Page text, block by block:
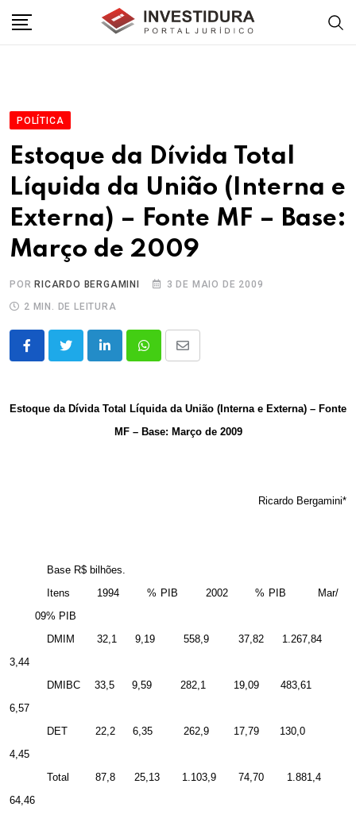
POLÍTICA
Estoque da Dívida Total
Líquida da União (Interna e
Externa) – Fonte MF – Base:
Março de 2009
POR RICARDO BERGAMINI
3 DE MAIO DE 2009
2 MIN. DE LEITURA
LinkedInWhatsappShare
Estoque da Dívida Total Líquida da União (Interna e Externa) – Fonte
MF – Base: Março de 2009
Ricardo Bergamini*
Base R$ bilhões.
Itens
1994 % PIB 2002 % PIB
Mar/
09% PIB
DMIM
32,1 9,19 558,9 37,82
1.267,84
3,44
DMIBC
33,5 9,59 282,1 19,09
483,61
6,57
DET
22,2 6,35 262,9 17,79
130,0
4,45
Total
87,8 25,13 1.103,9 74,70
1.881,4
64,46